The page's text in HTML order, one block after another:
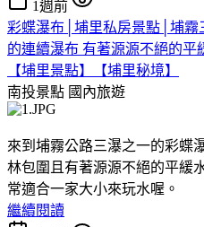
1週前
彩蝶瀑布│埔里私房景點│埔霧
的連續瀑布 有著源源不絕的
【埔里景點】【埔里秘境】
南投景點 國內旅遊
來到埔霧公路三瀑之一的彩蝶
林包圍且有著源源不絕的平緩
常適合一家大小來玩水喔。
繼續閱讀